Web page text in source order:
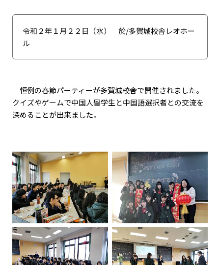
令和２年１月２２日（水） 於/多賀城校舎レオホー
ル
恒例の春節パーティーが多賀城校舎で開催されました。
クイズやゲームで中国人留学生と中国語選択者との交流を
深めることが出来ました。